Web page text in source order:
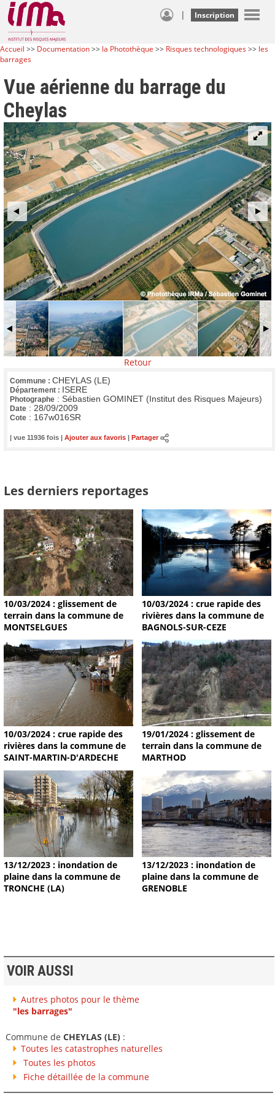
| Inscription
Accueil >> Documentation>> la Photothèque >> Risques technologiques>> les
barrages
Vue aérienne du barrage du
Cheylas
Retour
Commune : CHEYLAS (LE)
Département : ISERE
Photographe : Sébastien GOMINET (Institut des Risques Majeurs)
Date : 28/09/2009
Cote : 167w016SR
| vue 11936 fois | Ajouter aux favoris Partager
Les derniers reportages
10/03/2024 : glissement de
terrain dans la commune de
MONTSELGUES
10/03/2024 : crue rapide des
rivières dans la commune de
BAGNOLS-SUR-CEZE
10/03/2024 : crue rapide des
rivières dans la commune de
SAINT-MARTIN-D'ARDECHE
19/01/2024 : glissement de
terrain dans la commune de
MARTHOD
13/12/2023 : inondation de
plaine dans la commune de
TRONCHE (LA)
13/12/2023 : inondation de
plaine dans la commune de
GRENOBLE
VOIR AUSSI
Autres photos pour le thème
"les barrages"
Commune de CHEYLAS (LE):
Toutes les catastrophes naturelles
Toutes les photos
Fiche détaillée de la commune